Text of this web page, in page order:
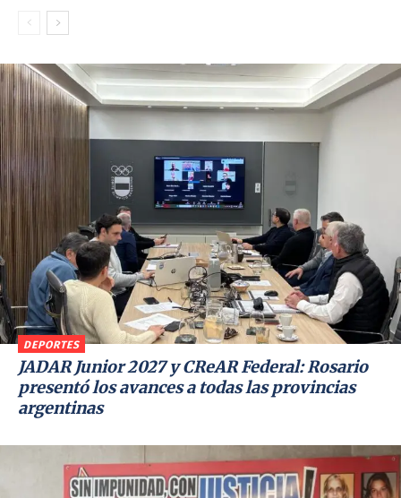
DEPORTES
JADAR Junior 2027 y CReAR Federal: Rosario
presentó los avances a todas las provincias
argentinas